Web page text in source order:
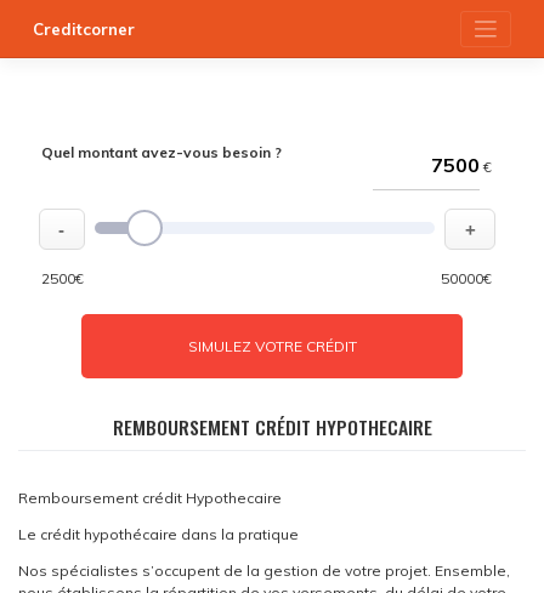
content
Creditcorner
Quel montant avez-vous besoin ?
€
- +
2500€ 50000€
SIMULEZ VOTRE CRÉDIT
REMBOURSEMENT CRÉDIT HYPOTHECAIRE
Remboursement crédit Hypothecaire
Le crédit hypothécaire dans la pratique
Nos spécialistes s’occupent de la gestion de votre projet. Ensemble,